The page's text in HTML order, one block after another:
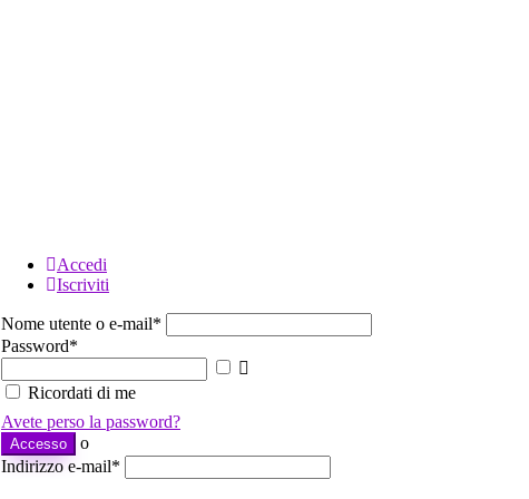
Accedi
Iscriviti
Nome utente o e-mail*
Password*
Ricordati di me
Avete perso la password?
Accesso
o
Indirizzo e-mail*